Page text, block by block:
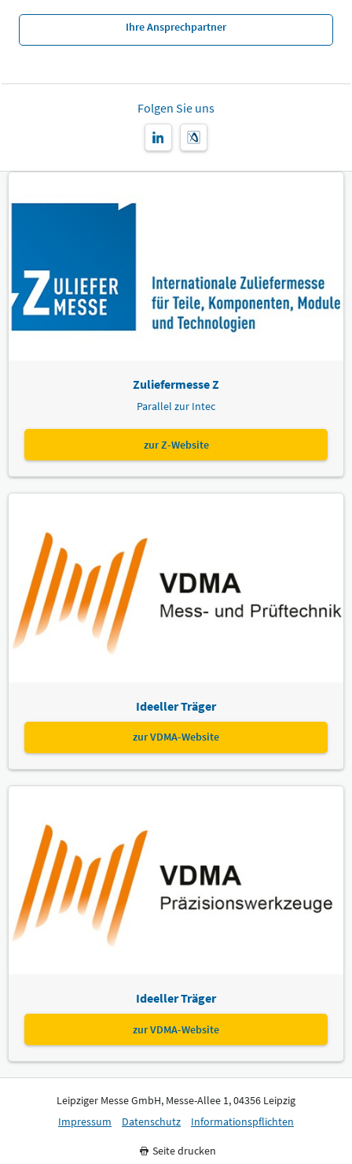
Ihre Ansprechpartner
Folgen Sie uns
Zuliefermesse Z
Parallel zur Intec
zur Z-Website
Ideeller Träger
zur VDMA-Website
Ideeller Träger
zur VDMA-Website
Leipziger Messe GmbH, Messe-Allee 1, 04356 Leipzig
Impressum
Datenschutz Informationspflichten
Seite drucken